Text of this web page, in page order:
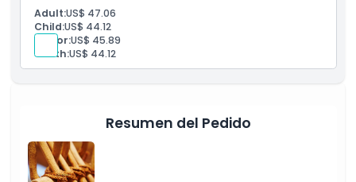
Adult:US$ 47.06
Child:US$ 44.12
Senior:US$ 45.89
Youth:US$ 44.12
Resumen del Pedido